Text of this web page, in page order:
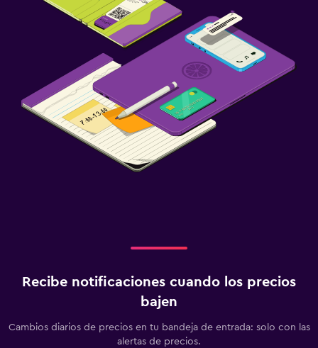
Recibe notificaciones cuando los precios
bajen
Cambios diarios de precios en tu bandeja de entrada: solo con las
alertas de precios.